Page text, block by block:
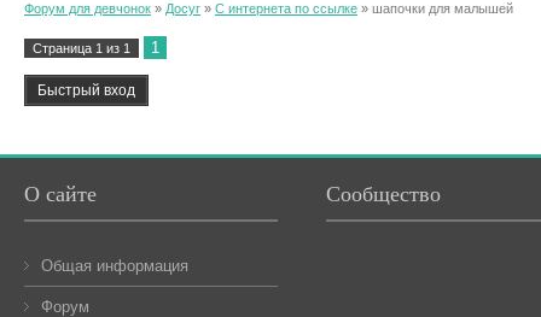
Форум для девчонок » Досуг » С интернета по ссылке » шапочки для малышей
Страница 1 из 1 1
О сайте
Общая информация
Форум
Сообщество